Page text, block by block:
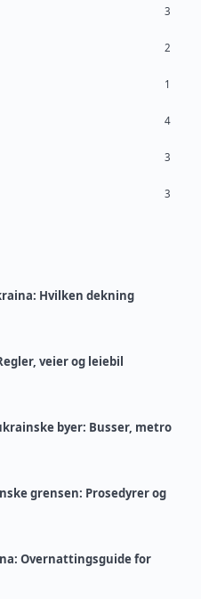
3
2
1
4
3
3
Hvilken dekning
veier og leiebil
byer: Busser, metro
grensen: Prosedyrer og
Overnattingsguide for